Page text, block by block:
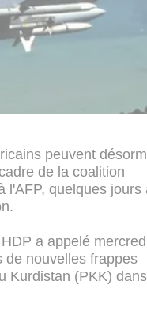
peuvent
de la coalition
l'AFP, quelques jours
a appelé
de nouvelles frappes
Kurdistan (PKK)